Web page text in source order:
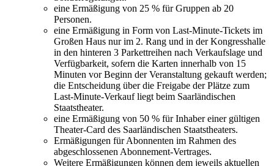
eine Ermäßigung von 25 % für Gruppen ab 20
Personen.
eine Ermäßigung in Form von Last-Minute-Tickets im
Großen Haus nur im 2. Rang und in der Kongresshalle
in den hinteren 3 Parkettreihen nach Verkaufslage und
Verfügbarkeit, sofern die Karten innerhalb von 15
Minuten vor Beginn der Veranstaltung gekauft werden;
die Entscheidung über die Freigabe der Plätze zum
Last-Minute-Verkauf liegt beim Saarländischen
Staatstheater.
eine Ermäßigung von 50 % für Inhaber einer gültigen
Theater-Card des Saarländischen Staatstheaters.
Ermäßigungen für Abonnenten im Rahmen des
abgeschlossenen Abonnement-Vertrages.
Weitere Ermäßigungen können dem jeweils aktuellen